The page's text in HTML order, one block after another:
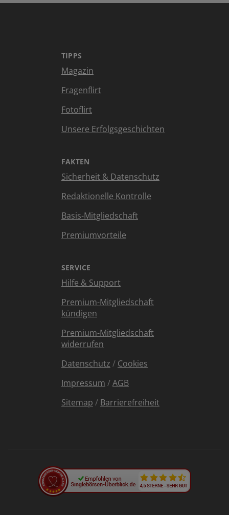
TIPPS
Magazin
Fragenflirt
Fotoflirt
Unsere Erfolgsgeschichten
FAKTEN
Sicherheit & Datenschutz
Redaktionelle Kontrolle
Basis-Mitgliedschaft
Premiumvorteile
SERVICE
Hilfe & Support
Premium-Mitgliedschaft
kündigen
Premium-Mitgliedschaft
widerrufen
Datenschutz / Cookies
Impressum /AGB
Sitemap / Barrierefreiheit